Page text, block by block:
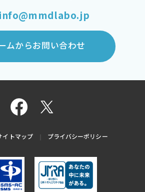
info@mmdlabo.jp
ムからお問い合わせ
イトマップ プライバシーポリシー